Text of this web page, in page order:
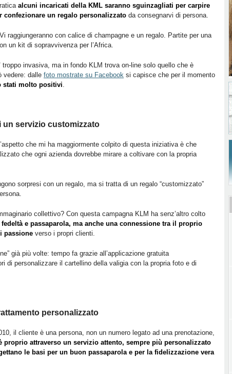
alcuni incaricati della KML saranno sguinzagliati per carpire
un regalo personalizzato da consegnarvi di persona.
raggiungeranno con calice di champagne e un regalo. Partite per una
un kit di sopravvivenza per l’Africa.
invasiva, ma in fondo KLM trova on-line solo quello che è
vedere: dalle foto mostrate su Facebook si capisce che per il momento
stati molto positivi.
un servizio customizzato
che mi ha maggiormente colpito di questa iniziativa è che
che ogni azienda dovrebbe mirare a coltivare con la propria
sorpresi con un regalo, ma si tratta di un regalo “customizzato”
collettivo? Con questa campagna KLM ha senz’altro colto
e passaparola, ma anche una connessione tra il proprio
passione verso i propri clienti.
già più volte: tempo fa grazie all’applicazione gratuita
di personalizzare il cartellino della valigia con la propria foto e di
personalizzato
il cliente è una persona, non un numero legato ad una prenotazione,
proprio attraverso un servizio attento, sempre più personalizzato
le basi per un buon passaparola e per la fidelizzazione vera